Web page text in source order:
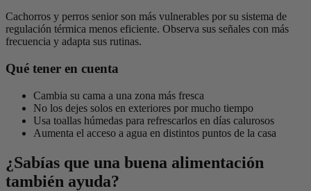
Cachorros y perros senior son más vulnerables por su sistema de
regulación térmica menos eficiente. Observa sus señales con más
frecuencia y adapta sus rutinas.
Qué tener en cuenta
Cambia su cama a una zona más fresca
No los dejes solos en exteriores por mucho tiempo
Usa toallas húmedas para refrescarlos en días calurosos
Aumenta el acceso a agua en distintos puntos de la casa
¿Sabías que una buena alimentación
también ayuda?